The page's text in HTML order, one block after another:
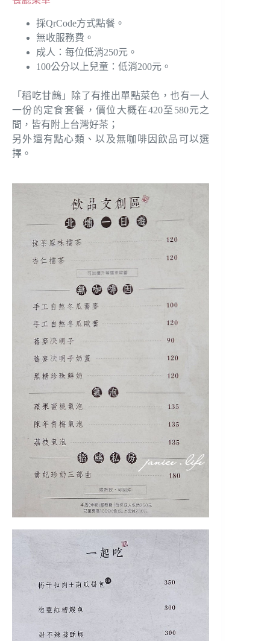
採QrCode方式點餐。
無收服務費。
成人：每位低消250元。
100公分以上兒童：低消200元。
「稻吃甘鷓」除了有推出單點菜色，也有一人
一份的定食套餐，價位大概在420至580元之
間，皆有附上台灣好茶；
另外還有點心類、以及無咖啡因飲品可以選
擇。